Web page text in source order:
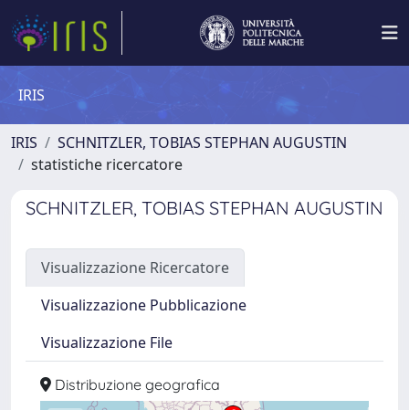
IRIS
IRIS
SCHNITZLER, TOBIAS STEPHAN AUGUSTIN
statistiche ricercatore
SCHNITZLER, TOBIAS STEPHAN AUGUSTIN
Visualizzazione Ricercatore
Visualizzazione Pubblicazione
Visualizzazione File
Distribuzione geografica